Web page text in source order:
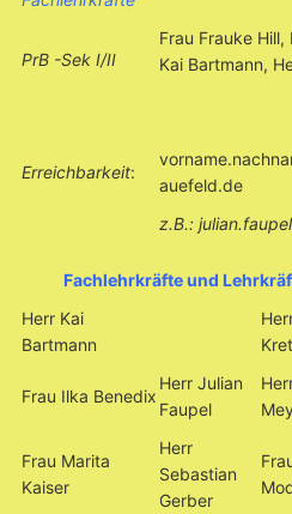
PrB -Sek I/II
Frau Frauke Hill,
Kai Bartmann,
Erreichbarkeit:
auefeld.de
z.B.:
Fachlehrkräfte und
Herr Kai
Bartmann
Frau Ilka Benedix
Herr Julian
Faupel
Frau Marita
Kaiser
Herr
Sebastian
Gerber